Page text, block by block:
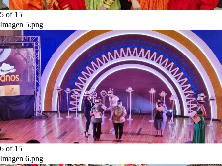
5 of 15
Imagen 5.png
6 of 15
Imagen 6.png